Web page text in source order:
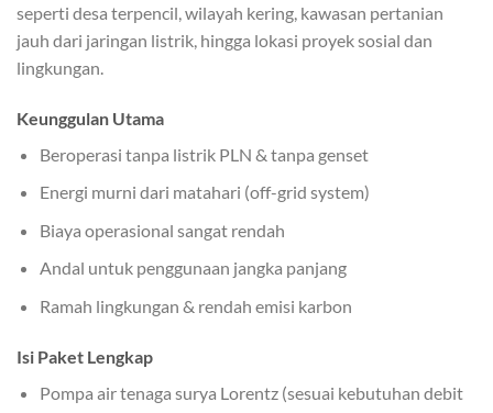
seperti desa terpencil, wilayah kering, kawasan pertanian
jauh dari jaringan listrik, hingga lokasi proyek sosial dan
lingkungan.
Keunggulan Utama
Beroperasi tanpa listrik PLN & tanpa genset
Energi murni dari matahari (off-grid system)
Biaya operasional sangat rendah
Andal untuk penggunaan jangka panjang
Ramah lingkungan & rendah emisi karbon
Isi Paket Lengkap
Pompa air tenaga surya Lorentz (sesuai kebutuhan debit